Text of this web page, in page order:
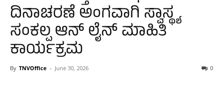
ದಿನಾಚರಣೆ ಅಂಗವಾಗಿ ಸ್ವಾಸ್ಥ್ಯ
ಸಂಕಲ್ಪ ಆನ್ ಲೈನ್ ಮಾಹಿತಿ
ಕಾರ್ಯಕ್ರಮ
By TNVOffice - June 30, 2026 0